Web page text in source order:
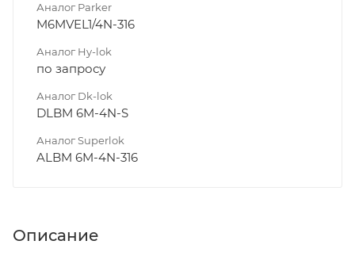
Аналог Parker
M6MVEL1/4N-316
Аналог Hy-lok
по запросу
Аналог Dk-lok
DLBM 6M-4N-S
Аналог Superlok
ALBM 6M-4N-316
Описание